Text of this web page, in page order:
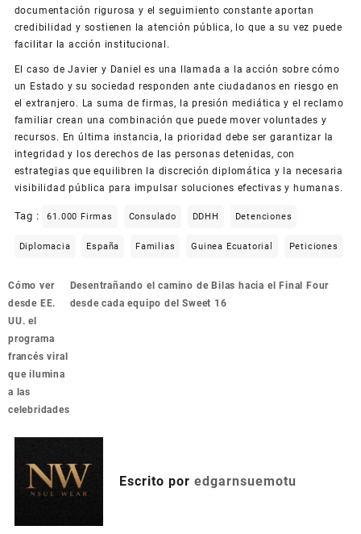
documentación rigurosa y el seguimiento constante aportan
credibilidad y sostienen la atención pública, lo que a su vez puede
facilitar la acción institucional.
El caso de Javier y Daniel es una llamada a la acción sobre cómo
un Estado y su sociedad responden ante ciudadanos en riesgo en
el extranjero. La suma de firmas, la presión mediática y el reclamo
familiar crean una combinación que puede mover voluntades y
recursos. En última instancia, la prioridad debe ser garantizar la
integridad y los derechos de las personas detenidas, con
estrategias que equilibren la discreción diplomática y la necesaria
visibilidad pública para impulsar soluciones efectivas y humanas.
Tag : 61.000 Firmas Consulado DDHH Detenciones
Diplomacia España Familias Guinea Ecuatorial Peticiones
Navegación
de
entradas
Cómo ver
desde EE.
UU. el
programa
francés viral
que ilumina
a las
celebridades
Desentrañando el camino de Bilas hacia el Final Four
desde cada equipo del Sweet 16
Escrito por edgarnsuemotu